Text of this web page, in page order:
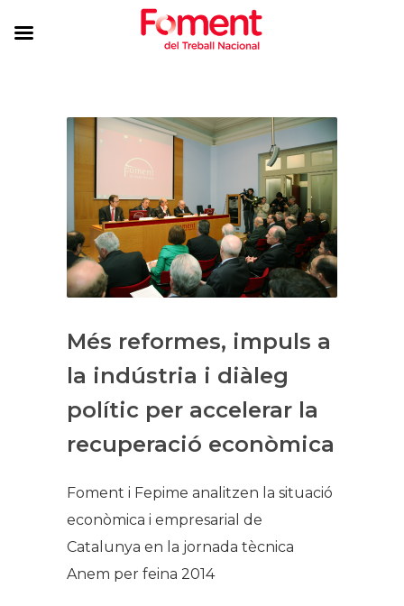
Més reformes, impuls a
la indústria i diàleg
polític per accelerar la
recuperació econòmica
​Foment i Fepime analitzen la situació
econòmica i empresarial de
Catalunya en la jornada tècnica
Anem per feina 2014